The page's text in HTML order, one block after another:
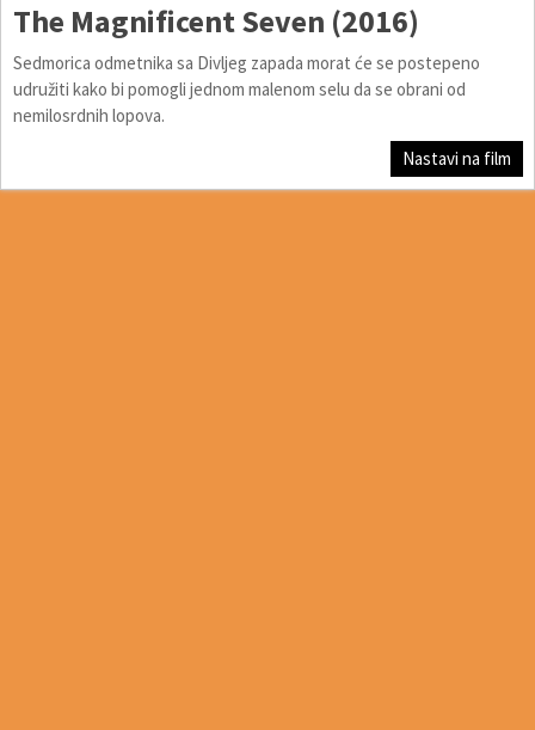
The Magnificent Seven (2016)
Sedmorica odmetnika sa Divljeg zapada morat će se postepeno
udružiti kako bi pomogli jednom malenom selu da se obrani od
nemilosrdnih lopova.
Nastavi na film